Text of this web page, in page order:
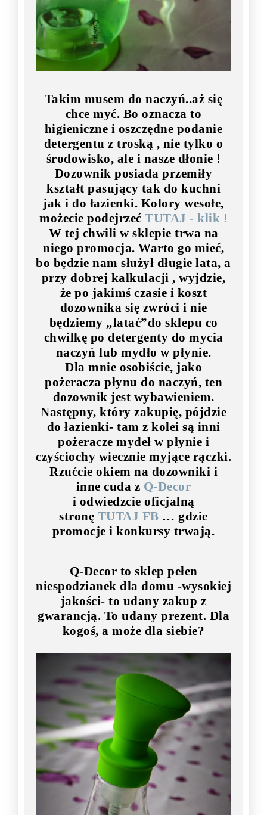
Takim musem do naczyń..aż się
chce myć. Bo oznacza to
higieniczne i oszczędne podanie
detergentu z troską , nie tylko o
środowisko, ale i nasze dłonie !
Dozownik posiada przemiły
kształt pasujący tak do kuchni
jak i do łazienki. Kolory wesołe,
możecie podejrzeć TUTAJ - klik !
W tej chwili w sklepie trwa na
niego promocja. Warto go mieć,
bo będzie nam służył długie lata, a
przy dobrej kalkulacji , wyjdzie,
że po jakimś czasie i koszt
dozownika się zwróci i nie
będziemy „latać”do sklepu co
chwilkę po detergenty do mycia
naczyń lub mydło w płynie.
Dla mnie osobiście, jako
pożeracza płynu do naczyń, ten
dozownik jest wybawieniem.
Następny, który zakupię, pójdzie
do łazienki- tam z kolei są inni
pożeracze mydeł w płynie i
czyściochy wiecznie myjące rączki.
Rzućcie okiem na dozowniki i
inne cuda z Q-Decor
i odwiedzcie oficjalną
stronę TUTAJ FB … gdzie
promocje i konkursy trwają.
Q-Decor to sklep pełen
niespodzianek dla domu -wysokiej
jakości- to udany zakup z
gwarancją. To udany prezent. Dla
kogoś, a może dla siebie?